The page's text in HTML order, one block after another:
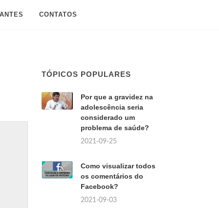
CONTATOS
TÓPICOS POPULARES
Por que a gravidez na
adolescência seria
considerado um
problema de saúde?
2021-09-25
Como visualizar todos
os comentários do
Facebook?
2021-09-03